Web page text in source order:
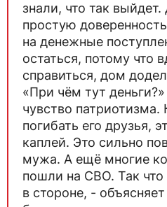
знали, что так
простую
на денежные
остаться, потому что
справиться, дом
«При чём тут
чувство
погибать его друзья,
каплей. Это сильно
мужа. А ещё многие
пошли на СВО. Так что
в стороне, -